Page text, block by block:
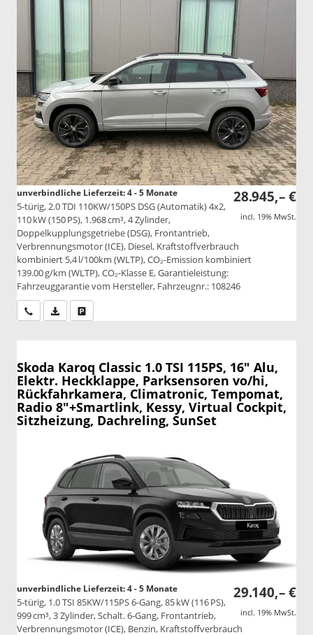
28.945,– €
incl. 19% MwSt.
unverbindliche Lieferzeit: 4 - 5 Monate
5-türig, 2.0 TDI 110KW/150PS DSG (Automatik) 4x2,
110 kW (150 PS), 1.968 cm³, 4 Zylinder,
Doppelkupplungsgetriebe (DSG), Frontantrieb,
Verbrennungsmotor (ICE), Diesel, Kraftstoffverbrauch
kombiniert 5,4 l/100km (WLTP), CO₂-Emission kombiniert
139.00 g/km (WLTP), CO₂-Klasse E, Garantieleistung:
Fahrzeuggarantie vom Hersteller, Fahrzeugnr.: 108246
Wir rufen Sie anPDF-Datei, Fahrzeugexposé drucken
Skoda Karoq Classic 1.0 TSI 115PS, 16" Alu,
Elektr. Heckklappe, Parksensoren vo/hi,
Rückfahrkamera, Climatronic, Tempomat,
Radio 8"+Smartlink, Kessy, Virtual Cockpit,
Sitzheizung, Dachreling, SunSet
29.140,– €
incl. 19% MwSt.
unverbindliche Lieferzeit: 4 - 5 Monate
5-türig, 1.0 TSI 85KW/115PS 6-Gang, 85 kW (116 PS),
999 cm³, 3 Zylinder, Schalt. 6-Gang, Frontantrieb,
Verbrennungsmotor (ICE), Benzin, Kraftstoffverbrauch